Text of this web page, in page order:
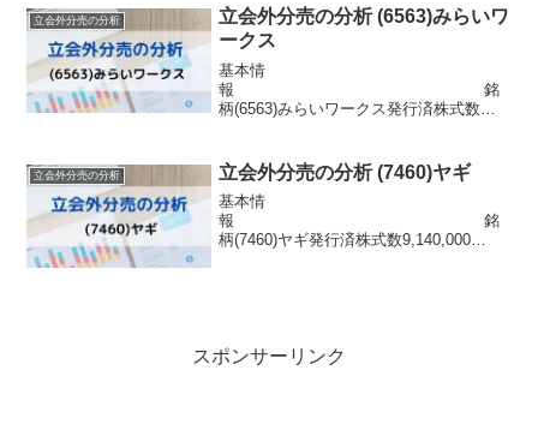
配当金60円目的株式の流動性の向上株主
優待なし分売情報 発表日 2...
立会外分売の分析
立会外分売の分析 (6563)みらいワ
ークス
基本情
報 銘
柄(6563)みらいワークス発行済株式数
流動性の向上株主優待なし分売情報 発表
日 2023年2月17日(金) 実施...
立会外分売の分析 立会外分売の分析 (7460)ヤギ
基本情
報 銘
柄(7460)ヤギ発行済株式数9,140,000
スポンサーリンク